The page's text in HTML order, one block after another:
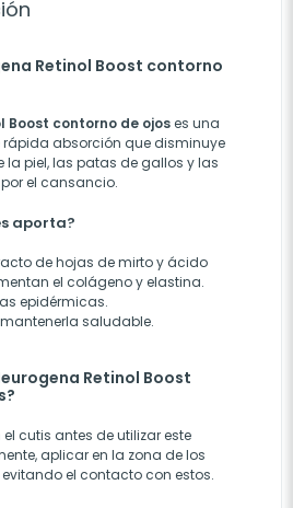
Retinol Boost contorno
Boost contorno de ojoses una
absorción que disminuye
la piel, las patas de gallos y las
el cansancio.
aporta?
de hojas de mirto y ácido
el colágeno y elastina.
epidérmicas.
saludable.
Retinol Boost
cutis antes de utilizar este
aplicar en la zona de los
el contacto con estos.